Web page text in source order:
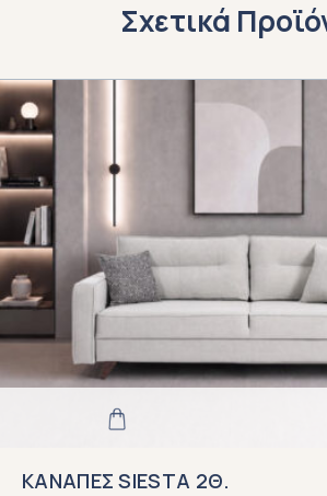
Σχετικά
ΚΑΝΑΠΕΣ SIESTA 2Θ.